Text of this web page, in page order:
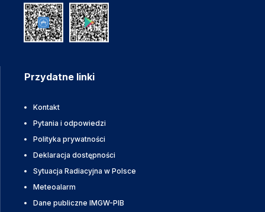
Przydatne linki
Kontakt
Pytania i odpowiedzi
Polityka prywatności
Deklaracja dostępności
Sytuacja Radiacyjna w Polsce
Meteoalarm
Dane publiczne IMGW-PIB